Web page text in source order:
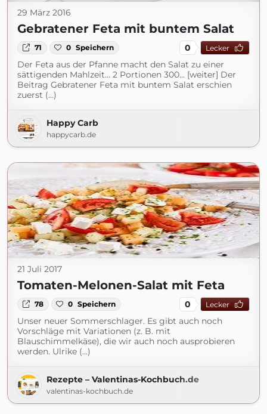
29 März 2016
Gebratener Feta mit buntem Salat
71 0 Speichern 0 Lecker
Der Feta aus der Pfanne macht den Salat zu einer
sättigenden Mahlzeit… 2 Portionen 300... [weiter] Der
Beitrag Gebratener Feta mit buntem Salat erschien
zuerst (...)
Happy Carb
happycarb.de
21 Juli 2017
Tomaten-Melonen-Salat mit Feta
78 0 Speichern 0 Lecker
Unser neuer Sommerschlager. Es gibt auch noch
Vorschläge mit Variationen (z. B. mit
Blauschimmelkäse), die wir auch noch ausprobieren
werden. Ulrike (...)
Rezepte – Valentinas-Kochbuch.de
valentinas-kochbuch.de